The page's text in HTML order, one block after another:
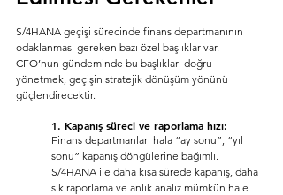
S/4HANA geçişi sürecinde finans departmanının
odaklanması gereken bazı özel başlıklar var.
CFO’nun gündeminde bu başlıkları doğru
yönetmek, geçişin stratejik dönüşüm yönünü
güçlendirecektir.
1. Kapanış süreci ve raporlama hızı:
Finans departmanları hala “ay sonu”, “yıl
sonu” kapanış döngülerine bağımlı.
S/4HANA ile daha kısa sürede kapanış, daha
sık raporlama ve anlık analiz mümkün hale